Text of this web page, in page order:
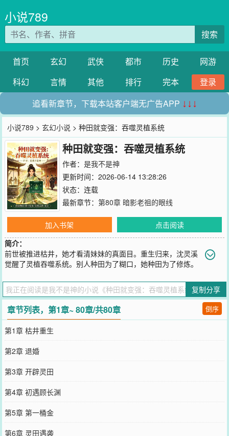
小说789
搜索
首页 玄幻 武侠 都市 历史
网游
科幻
言情 其他 排行 完本
登录
追看新章节，下载本站客户端无广告APP ↓↓↓
小说789 >玄幻小说 > 种田就变强：吞噬灵植系统
种田就变强：吞噬灵植系统
作者： 是我不是神
更新时间：2026-06-14 13:28:26
状态：连载
最新章节： 第80章 暗影老祖的眼线
加入书架
点击阅读
简介：
前世被推进枯井，她才看清妹妹的真面目。重生归来，沈灵溪
觉醒了灵植吞噬系统。别人种田为了糊口，她种田为了修炼。
君子？吞噬。后来，整个修仙界都在传——“千万别惹那个女人，她种
的菜能把你吃了。”（爽文+种田+系统+吞噬+无虐+女主杀伐果断）
您要是觉得《 种田就变强：吞噬灵植系统
》还不错的话请不要忘记向
您QQ群和微博微信里的朋友推荐哦！
复制分享
章节列表，第1章~ 80章/共80章 倒序
第1章 枯井重生
第2章 退婚
第3章 开辟灵田
第4章 初遇顾长渊
第5章 第一桶金
第6章 灵田遇袭